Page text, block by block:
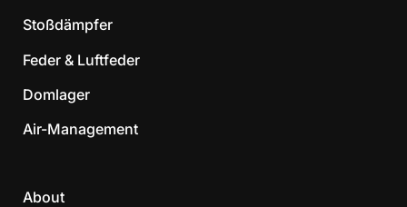
Stoßdämpfer
Feder & Luftfeder
Domlager
Air-Management
About